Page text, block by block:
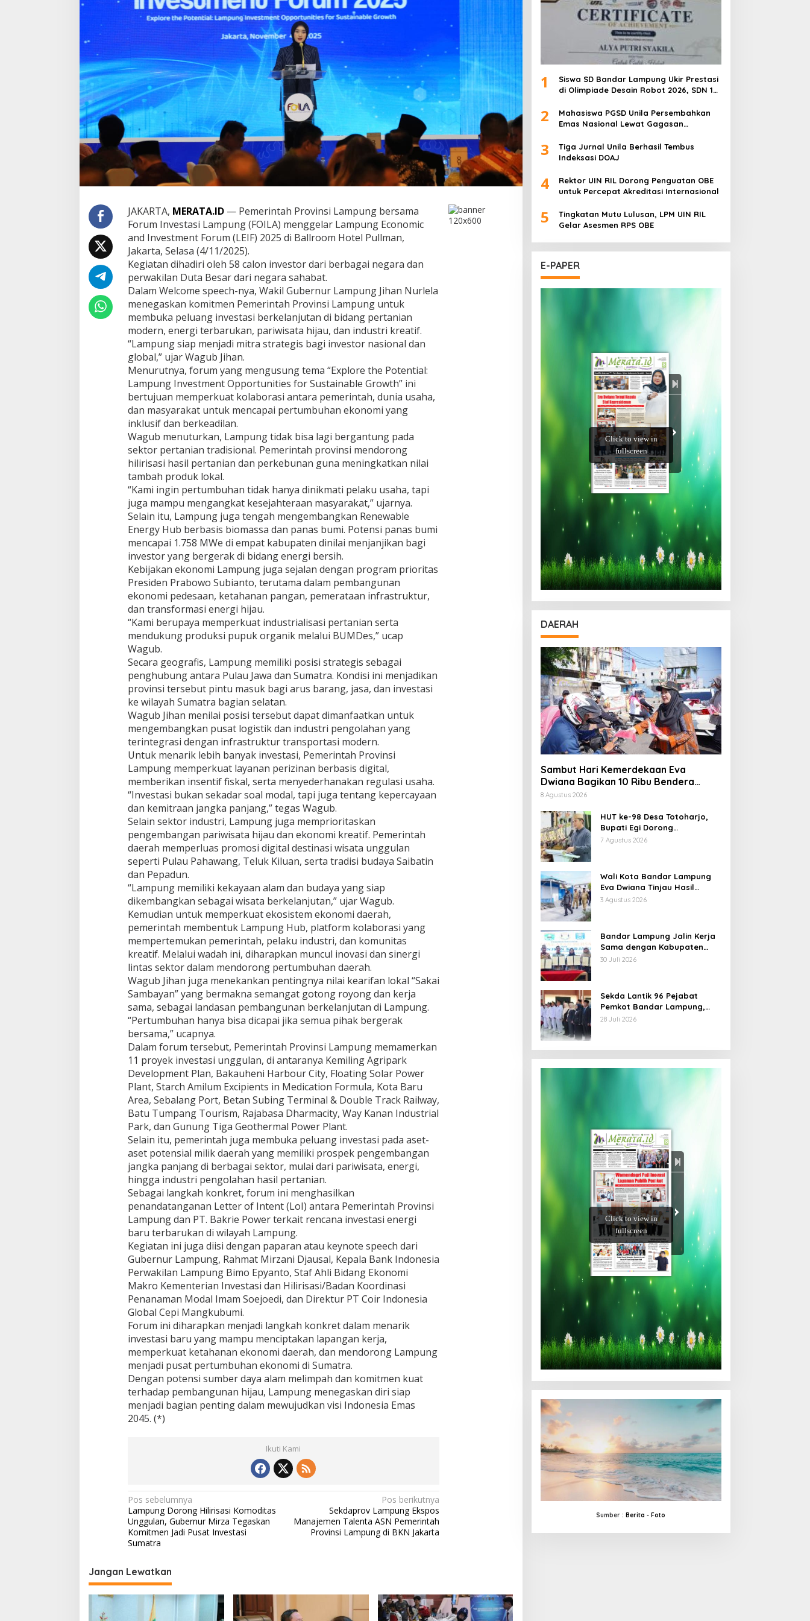
m
b
e
s
e
r
L
E
2
0
5
,
T
a
w
a
k
a
n
n
v
e
s
t
a
H
i
j
a
u
d
a
n
H
i
i
r
i
a
s
i
I
n
u
t
r
JAKARTA, MERATA.ID— Pemerintah Provinsi Lampung bersama
Forum Investasi Lampung (FOILA) menggelar Lampung Economic
and Investment Forum (LEIF) 2025 di Ballroom Hotel Pullman,
Jakarta, Selasa (4/11/2025).
Kegiatan dihadiri oleh 58 calon investor dari berbagai negara dan
perwakilan Duta Besar dari negara sahabat.
Dalam Welcome speech-nya, Wakil Gubernur Lampung Jihan Nurlela
menegaskan komitmen Pemerintah Provinsi Lampung untuk
membuka peluang investasi berkelanjutan di bidang pertanian
modern, energi terbarukan, pariwisata hijau, dan industri kreatif.
“Lampung siap menjadi mitra strategis bagi investor nasional dan
global,” ujar Wagub Jihan.
Menurutnya, forum yang mengusung tema “Explore the Potential:
Lampung Investment Opportunities for Sustainable Growth” ini
bertujuan memperkuat kolaborasi antara pemerintah, dunia usaha,
dan masyarakat untuk mencapai pertumbuhan ekonomi yang
inklusif dan berkeadilan.
Wagub menuturkan, Lampung tidak bisa lagi bergantung pada
sektor pertanian tradisional. Pemerintah provinsi mendorong
hilirisasi hasil pertanian dan perkebunan guna meningkatkan nilai
tambah produk lokal.
“Kami ingin pertumbuhan tidak hanya dinikmati pelaku usaha, tapi
juga mampu mengangkat kesejahteraan masyarakat,” ujarnya.
Selain itu, Lampung juga tengah mengembangkan Renewable
Energy Hub berbasis biomassa dan panas bumi. Potensi panas bumi
mencapai 1.758 MWe di empat kabupaten dinilai menjanjikan bagi
investor yang bergerak di bidang energi bersih.
Kebijakan ekonomi Lampung juga sejalan dengan program prioritas
Presiden Prabowo Subianto, terutama dalam pembangunan
ekonomi pedesaan, ketahanan pangan, pemerataan infrastruktur,
dan transformasi energi hijau.
“Kami berupaya memperkuat industrialisasi pertanian serta
mendukung produksi pupuk organik melalui BUMDes,” ucap
Wagub.
Secara geografis, Lampung memiliki posisi strategis sebagai
penghubung antara Pulau Jawa dan Sumatra. Kondisi ini menjadikan
provinsi tersebut pintu masuk bagi arus barang, jasa, dan investasi
ke wilayah Sumatra bagian selatan.
Wagub Jihan menilai posisi tersebut dapat dimanfaatkan untuk
mengembangkan pusat logistik dan industri pengolahan yang
terintegrasi dengan infrastruktur transportasi modern.
Untuk menarik lebih banyak investasi, Pemerintah Provinsi
Lampung memperkuat layanan perizinan berbasis digital,
memberikan insentif fiskal, serta menyederhanakan regulasi usaha.
“Investasi bukan sekadar soal modal, tapi juga tentang kepercayaan
dan kemitraan jangka panjang,” tegas Wagub.
Selain sektor industri, Lampung juga memprioritaskan
pengembangan pariwisata hijau dan ekonomi kreatif. Pemerintah
daerah memperluas promosi digital destinasi wisata unggulan
seperti Pulau Pahawang, Teluk Kiluan, serta tradisi budaya Saibatin
dan Pepadun.
“Lampung memiliki kekayaan alam dan budaya yang siap
dikembangkan sebagai wisata berkelanjutan,” ujar Wagub.
Kemudian untuk memperkuat ekosistem ekonomi daerah,
pemerintah membentuk Lampung Hub, platform kolaborasi yang
mempertemukan pemerintah, pelaku industri, dan komunitas
kreatif. Melalui wadah ini, diharapkan muncul inovasi dan sinergi
lintas sektor dalam mendorong pertumbuhan daerah.
Wagub Jihan juga menekankan pentingnya nilai kearifan lokal “Sakai
Sambayan” yang bermakna semangat gotong royong dan kerja
sama, sebagai landasan pembangunan berkelanjutan di Lampung.
“Pertumbuhan hanya bisa dicapai jika semua pihak bergerak
bersama,” ucapnya.
Dalam forum tersebut, Pemerintah Provinsi Lampung memamerkan
11 proyek investasi unggulan, di antaranya Kemiling Agripark
Development Plan, Bakauheni Harbour City, Floating Solar Power
Plant, Starch Amilum Excipients in Medication Formula, Kota Baru
Area, Sebalang Port, Betan Subing Terminal & Double Track Railway,
Batu Tumpang Tourism, Rajabasa Dharmacity, Way Kanan Industrial
Park, dan Gunung Tiga Geothermal Power Plant.
Selain itu, pemerintah juga membuka peluang investasi pada aset-
aset potensial milik daerah yang memiliki prospek pengembangan
jangka panjang di berbagai sektor, mulai dari pariwisata, energi,
hingga industri pengolahan hasil pertanian.
Sebagai langkah konkret, forum ini menghasilkan
penandatanganan Letter of Intent (LoI) antara Pemerintah Provinsi
Lampung dan PT. Bakrie Power terkait rencana investasi energi
baru terbarukan di wilayah Lampung.
Kegiatan ini juga diisi dengan paparan atau keynote speech dari
Gubernur Lampung, Rahmat Mirzani Djausal, Kepala Bank Indonesia
Perwakilan Lampung Bimo Epyanto, Staf Ahli Bidang Ekonomi
Makro Kementerian Investasi dan Hilirisasi/Badan Koordinasi
Penanaman Modal Imam Soejoedi, dan Direktur PT Coir Indonesia
Global Cepi Mangkubumi.
Forum ini diharapkan menjadi langkah konkret dalam menarik
investasi baru yang mampu menciptakan lapangan kerja,
memperkuat ketahanan ekonomi daerah, dan mendorong Lampung
menjadi pusat pertumbuhan ekonomi di Sumatra.
Dengan potensi sumber daya alam melimpah dan komitmen kuat
terhadap pembangunan hijau, Lampung menegaskan diri siap
menjadi bagian penting dalam mewujudkan visi Indonesia Emas
2045. (*)
Ikuti Kami
N
a
v
i
g
a
Pos sebelumnya
Lampung Dorong Hilirisasi Komoditas
Unggulan, Gubernur Mirza Tegaskan
Komitmen Jadi Pusat Investasi
Sumatra
Pos berikutnya
Sekdaprov Lampung Ekspos
Manajemen Talenta ASN Pemerintah
Provinsi Lampung di BKN Jakarta
Jangan Lewatkan
1
Siswa SD Bandar Lampung Ukir Prestasi
di Olimpiade Desain Robot 2026, SDN 1
Sukarame Dua Sabet Perak
2
Mahasiswa PGSD Unila Persembahkan
Emas Nasional Lewat Gagasan
3
Tiga Jurnal Unila Berhasil Tembus
Indeksasi DOAJ
4
Rektor UIN RIL Dorong Penguatan OBE
untuk Percepat Akreditasi Internasional
5
Tingkatan Mutu Lulusan, LPM UIN RIL
Gelar Asesmen RPS OBE
E-PAPER
DAERAH
Sambut Hari Kemerdekaan Eva
Dwiana Bagikan 10 Ribu Bendera
Merah Putih ke Warga
8 Agustus 2026
HUT ke-98 Desa Totoharjo,
Bupati Egi Dorong
Pengembangan Wisata
7 Agustus 2026
Wali Kota Bandar Lampung
Eva Dwiana Tinjau Hasil
Perbaikan Jalan Wala Kuba di
3 Agustus 2026
Bandar Lampung Jalin Kerja
Sama dengan Kabupaten
Solok, Perkuat Ketahanan
30 Juli 2026
Sekda Lantik 96 Pejabat
Pemkot Bandar Lampung,
Rotasi Sentuh Camat hingga
28 Juli 2026
Sumber : Berita - Foto